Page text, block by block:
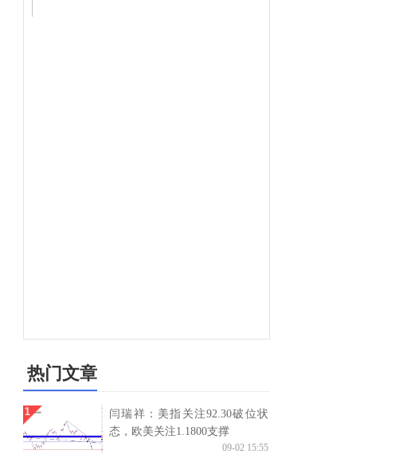
热门文章
闫瑞祥：美指关注92.30破位状
态，欧美关注1.1800支撑
09-02 15:55